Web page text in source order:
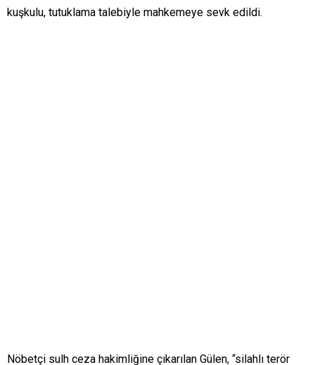
kuşkulu, tutuklama talebiyle mahkemeye sevk edildi.
Nöbetçi sulh ceza hakimliğine çıkarılan Gülen, “silahlı terör